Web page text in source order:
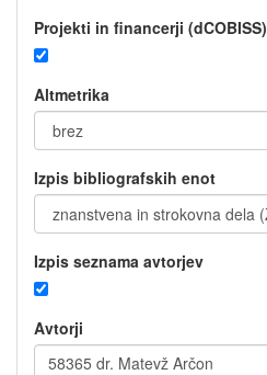
Projekti in financerji (dCOBISS)
Altmetrika
Izpis bibliografskih enot
Izpis seznama avtorjev
Avtorji